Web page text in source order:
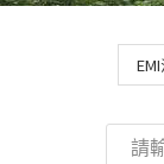
雙語計畫